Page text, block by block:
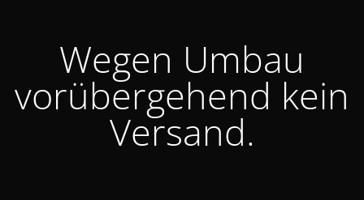
Wegen Umbau
vorübergehend kein
Versand.